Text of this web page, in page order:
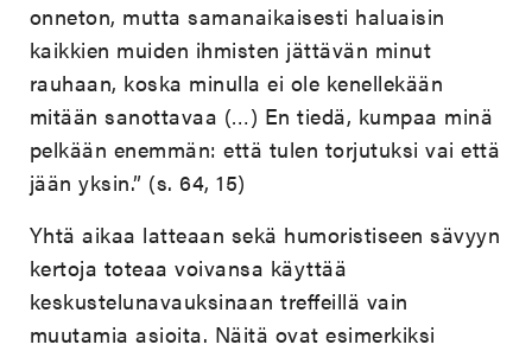
onneton, mutta samanaikaisesti haluaisin
kaikkien muiden ihmisten jättävän minut
rauhaan, koska minulla ei ole kenellekään
mitään sanottavaa (…) En tiedä, kumpaa minä
pelkään enemmän: että tulen torjutuksi vai että
jään yksin.” (s. 64, 15)
Yhtä aikaa latteaan sekä humoristiseen sävyyn
kertoja toteaa voivansa käyttää
keskustelunavauksinaan treffeillä vain
muutamia asioita. Näitä ovat esimerkiksi